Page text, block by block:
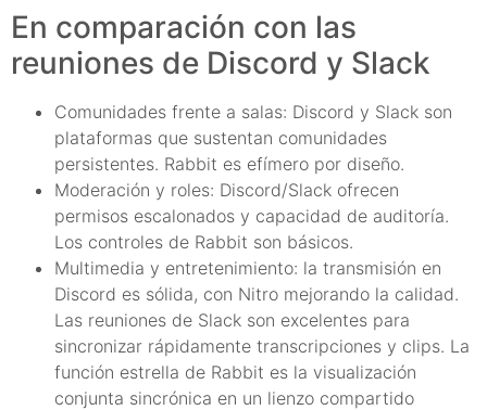
En comparación con las
reuniones de Discord y Slack
Comunidades frente a salas: Discord y Slack son
plataformas que sustentan comunidades
persistentes. Rabbit es efímero por diseño.
Moderación y roles: Discord/Slack ofrecen
permisos escalonados y capacidad de auditoría.
Los controles de Rabbit son básicos.
Multimedia y entretenimiento: la transmisión en
Discord es sólida, con Nitro mejorando la calidad.
Las reuniones de Slack son excelentes para
sincronizar rápidamente transcripciones y clips. La
función estrella de Rabbit es la visualización
conjunta sincrónica en un lienzo compartido